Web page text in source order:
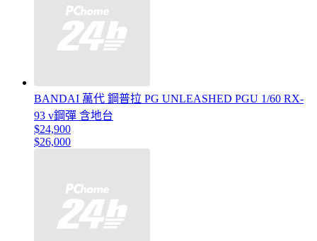
BANDAI 萬代 鋼普拉 PG UNLEASHED PGU 1/60 RX-
93 v鋼彈 含地台
$24,900
$26,000